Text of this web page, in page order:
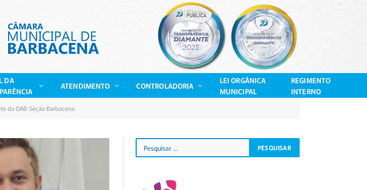
DA
ATENDIMENTO CONTROLADORIA
LEI ORGÂNICA
MUNICIPAL
REGIMENTO
INTERNO
da OAB-Seção Barbacena.